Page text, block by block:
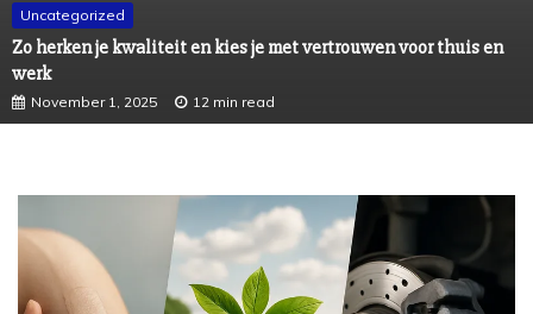
Uncategorized
Zo herken je kwaliteit en kies je met vertrouwen voor thuis en
werk
November 1, 2025 12 min read